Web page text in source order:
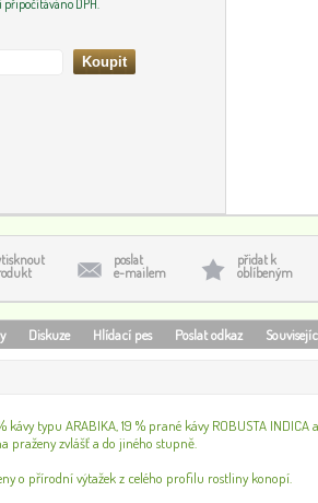
připočítáváno DPH.
poslat
e-mailem
přidat k
oblíbeným
Diskuze Hlídací pes Poslat odkaz
kávy typu ARABIKA, 19 % prané kávy ROBUSTA
praženy zvlášť a do jiného stupně.
o přírodní výtažek z celého profilu rostliny konopí.